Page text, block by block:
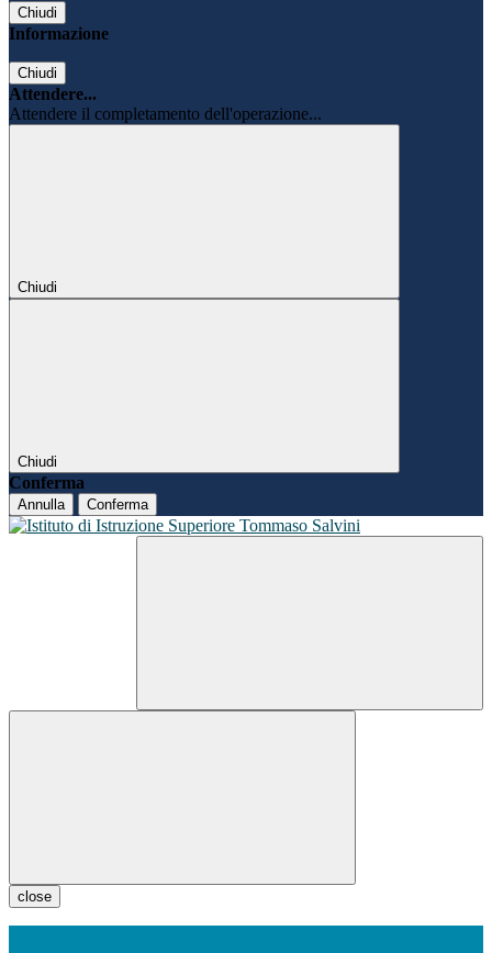
Chiudi
Informazione
Chiudi
Attendere...
Attendere il completamento dell'operazione...
Chiudi
Chiudi
Conferma
Annulla Conferma
close